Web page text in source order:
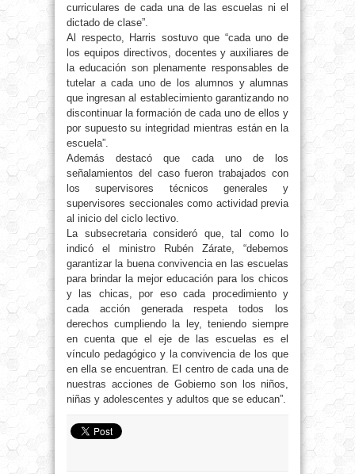
curriculares de cada una de las escuelas ni el
dictado de clase”.
Al respecto, Harris sostuvo que “cada uno de
los equipos directivos, docentes y auxiliares de
la educación son plenamente responsables de
tutelar a cada uno de los alumnos y alumnas
que ingresan al establecimiento garantizando no
discontinuar la formación de cada uno de ellos y
por supuesto su integridad mientras están en la
escuela”.
Además destacó que cada uno de los
señalamientos del caso fueron trabajados con
los supervisores técnicos generales y
supervisores seccionales como actividad previa
al inicio del ciclo lectivo.
La subsecretaria consideró que, tal como lo
indicó el ministro Rubén Zárate, “debemos
garantizar la buena convivencia en las escuelas
para brindar la mejor educación para los chicos
y las chicas, por eso cada procedimiento y
cada acción generada respeta todos los
derechos cumpliendo la ley, teniendo siempre
en cuenta que el eje de las escuelas es el
vínculo pedagógico y la convivencia de los que
en ella se encuentran. El centro de cada una de
nuestras acciones de Gobierno son los niños,
niñas y adolescentes y adultos que se educan”.